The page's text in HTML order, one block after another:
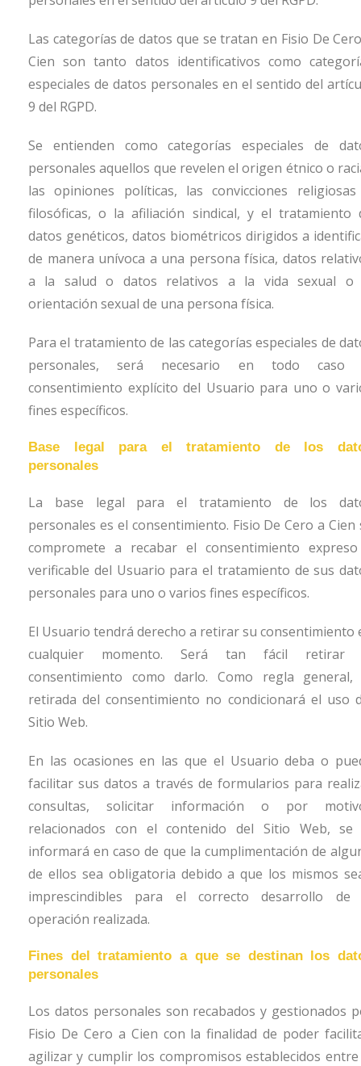
Las categorías de datos que se tratan en Fisio De
Cien son tanto datos identificativos como
especiales de datos personales en el sentido del
9 del RGPD.
Se entienden como categorías especiales de
personales aquellos que revelen el origen étnico o
las opiniones políticas, las convicciones
filosóficas, o la afiliación sindical, y el tratamiento
datos genéticos, datos biométricos dirigidos a
de manera unívoca a una persona física, datos
a la salud o datos relativos a la vida sexual o
orientación sexual de una persona física.
Para el tratamiento de las categorías especiales de
personales, será necesario en todo caso
consentimiento explícito del Usuario para uno o
fines específicos.
Base legal para el tratamiento de los
personales
La base legal para el tratamiento de los
personales es el consentimiento. Fisio De Cero a Cien
compromete a recabar el consentimiento
verificable del Usuario para el tratamiento de sus
personales para uno o varios fines específicos.
El Usuario tendrá derecho a retirar su consentimiento
cualquier momento. Será tan fácil retirar
consentimiento como darlo. Como regla general,
retirada del consentimiento no condicionará el uso
Sitio Web.
En las ocasiones en las que el Usuario deba o
facilitar sus datos a través de formularios para
consultas, solicitar información o por
relacionados con el contenido del Sitio Web, se
informará en caso de que la cumplimentación de
de ellos sea obligatoria debido a que los mismos
imprescindibles para el correcto desarrollo de
operación realizada.
Fines del tratamiento a que se destinan los
personales
Los datos personales son recabados y gestionados
Fisio De Cero a Cien con la finalidad de poder
agilizar y cumplir los compromisos establecidos